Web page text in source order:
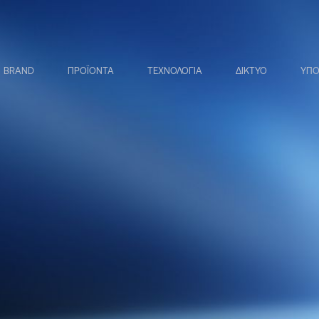
BRAND ΠΡΟΪΟΝΤΑ ΤΕΧΝΟΛΟΓΙΑ ΔΙΚΤΥΟ